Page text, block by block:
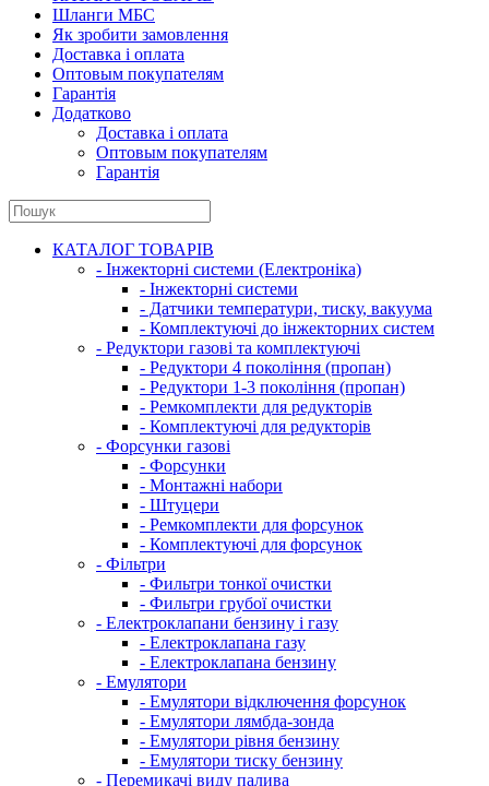
Шланги МБС
Як зробити замовлення
Доставка і оплата
Оптовым покупателям
Гарантія
Додатково
Доставка і оплата
Оптовым покупателям
Гарантія
КАТАЛОГ ТОВАРІВ
- Інжекторні системи (Електроніка)
- Інжекторні системи
- Датчики температури, тиску, вакуума
- Комплектуючі до інжекторних систем
- Редуктори газові та комплектуючі
- Редуктори 4 покоління (пропан)
- Редуктори 1-3 покоління (пропан)
- Ремкомплекти для редукторів
- Комплектуючі для редукторів
- Форсунки газові
- Форсунки
- Монтажні набори
- Штуцери
- Ремкомплекти для форсунок
- Комплектуючі для форсунок
- Фільтри
- Фильтри тонкої очистки
- Фильтри грубої очистки
- Електроклапани бензину і газу
- Електроклапана газу
- Електроклапана бензину
- Емулятори
- Емулятори відключення форсунок
- Емулятори лямбда-зонда
- Емулятори рівня бензину
- Емулятори тиску бензину
- Перемикачі виду палива